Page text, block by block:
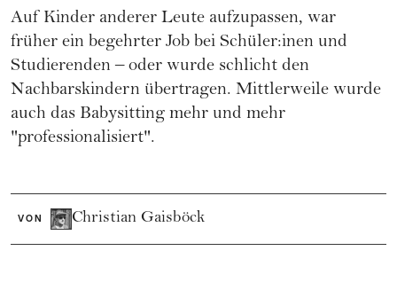
Auf Kinder anderer Leute aufzupassen, war
früher ein begehrter Job bei Schüler:inen und
Studierenden – oder wurde schlicht den
Nachbarskindern übertragen. Mittlerweile wurde
auch das Babysitting mehr und mehr
"professionalisiert".
VON Christian Gaisböck